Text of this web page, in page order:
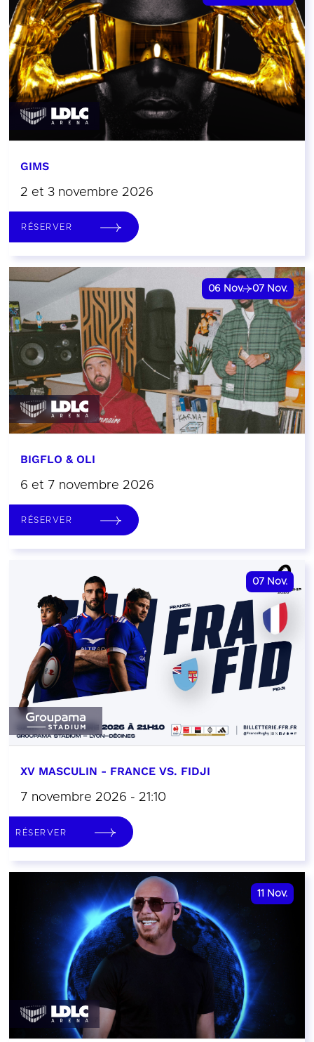
GIMS
2 et 3 novembre 2026
RÉSERVER
06 Nov. 07 Nov.
BIGFLO & OLI
6 et 7 novembre 2026
RÉSERVER
07 Nov.
XV MASCULIN - FRANCE VS. FIDJI
7 novembre 2026 - 21:10
RÉSERVER
11 Nov.